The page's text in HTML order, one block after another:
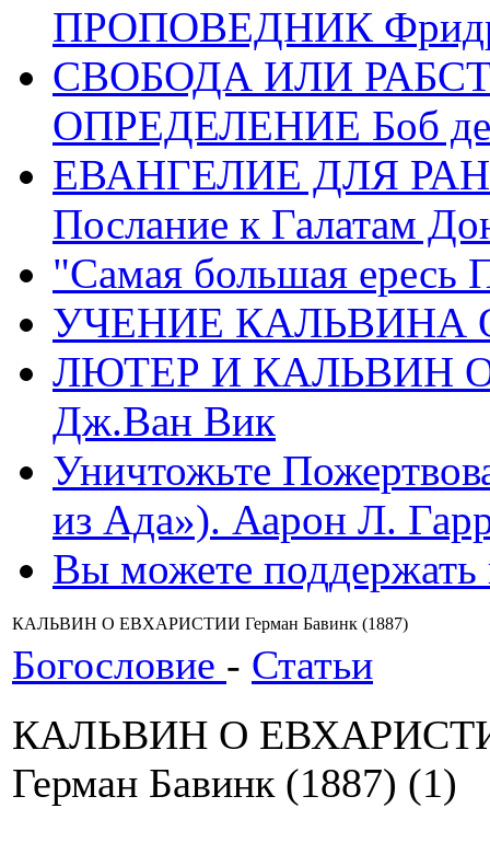
ПРОПОВЕДНИК
СВОБОДА ИЛИ
ОПРЕДЕЛЕНИЕ Боб де
ЕВАНГЕЛИЕ ДЛЯ
Послание к Галатам
"Самая большая ересь
УЧЕНИЕ КАЛЬВИНА
ЛЮТЕР И КАЛЬВИН
Дж.Ван Вик
Уничтожьте
из Ада»). Аарон Л.
Вы можете
КАЛЬВИН О ЕВХАРИСТИИ Герман Бавинк (1887)
Богословие - Статьи
КАЛЬВИН О
Герман Бавинк (1887) (1)